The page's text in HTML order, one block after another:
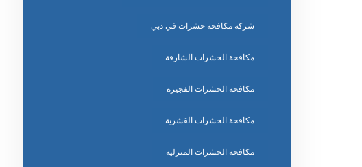
شركة مكافحة حشرات في دبي
مكافحة الحشرات الشارقة
مكافحة الحشرات الفجيرة
مكافحة الحشرات القشرية
مكافحة الحشرات المنزلية